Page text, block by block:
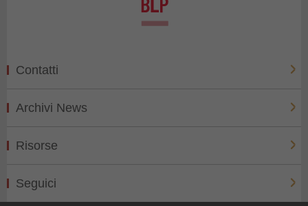
Contatti
Archivi News
Risorse
Seguici